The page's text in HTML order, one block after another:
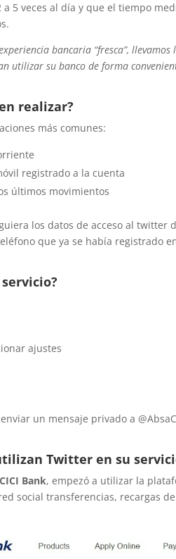
5 veces al día y que el tiempo
bancaria “fresca”,
utilizar su banco de forma
realizar?
más comunes:
registrado a la cuenta
últimos movimientos
los datos de acceso al
que ya se había registrado
ajustes
un mensaje privado a
Twitter en su
Bank, empezó a utilizar la
social transferencias, recargas